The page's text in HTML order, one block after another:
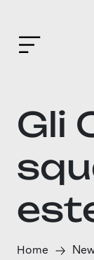
Gli
Home